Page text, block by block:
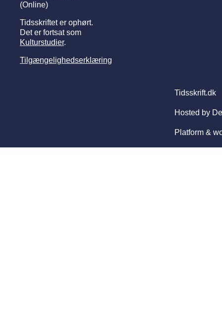
(Online)
Tidsskriftet er ophørt.
Det er fortsat som
Kulturstudier.
Tilgængelighedserklæring